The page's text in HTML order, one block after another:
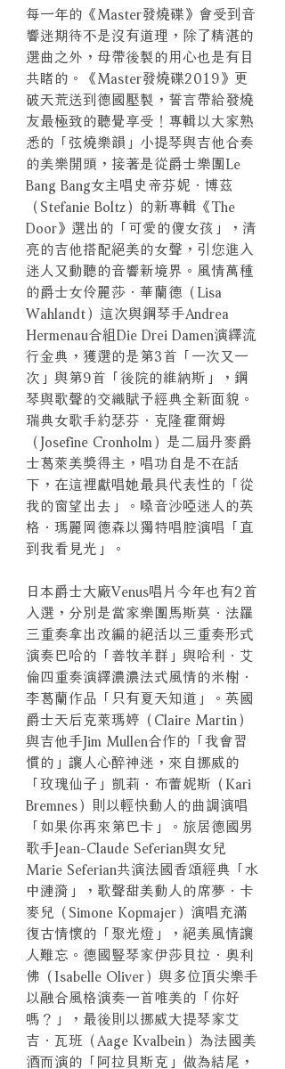
每一年的《Master發燒碟》會受到音
響迷期待不是沒有道理，除了精湛的
選曲之外，母帶後製的用心也是有目
共睹的。《Master發燒碟2019》更
破天荒送到德國壓製，誓言帶給發燒
友最極致的聽覺享受！專輯以大家熟
悉的「弦燒樂韻」小提琴與吉他合奏
的美樂開頭，接著是從爵士樂團Le
Bang Bang女主唱史帝芬妮．博茲
（Stefanie Boltz）的新專輯《The
Door》選出的「可愛的傻女孩」，清
亮的吉他搭配絕美的女聲，引您進入
迷人又動聽的音響新境界。風情萬種
的爵士女伶麗莎．華蘭德（Lisa
Wahlandt）這次與鋼琴手Andrea
Hermenau合組Die Drei Damen演繹流
行金典，獲選的是第3首「一次又一
次」與第9首「後院的維納斯」，鋼
琴與歌聲的交織賦予經典全新面貌。
瑞典女歌手約瑟芬．克隆霍爾姆
（Josefine Cronholm）是二屆丹麥爵
士葛萊美獎得主，唱功自是不在話
下，在這裡獻唱她最具代表性的「從
我的窗望出去」。嗓音沙啞迷人的英
格．瑪麗岡德森以獨特唱腔演唱「直
到我看見光」。
日本爵士大廠Venus唱片今年也有2首
入選，分別是當家樂團馬斯莫．法羅
三重奏拿出改編的絕活以三重奏形式
演奏巴哈的「善牧羊群」與哈利．艾
倫四重奏演繹濃濃法式風情的米榭．
李葛蘭作品「只有夏天知道」。英國
爵士天后克萊瑪婷（Claire Martin）
與吉他手Jim Mullen合作的「我會習
慣的」讓人心醉神迷，來自挪威的
「玫瑰仙子」凱莉．布蕾妮斯（Kari
Bremnes）則以輕快動人的曲調演唱
「如果你再來第巴卡」。旅居德國男
歌手Jean-Claude Seferian與女兒
Marie Seferian共演法國香頌經典「水
中漣漪」，歌聲甜美動人的席夢．卡
麥兒（Simone Kopmajer）演唱充滿
復古情懷的「聚光燈」，絕美風情讓
人難忘。德國豎琴家伊莎貝拉．奧利
佛（Isabelle Oliver）與多位頂尖樂手
以融合風格演奏一首唯美的「你好
嗎？」，最後則以挪威大提琴家艾
吉．瓦班（Aage Kvalbein）為法國美
酒而演的「阿拉貝斯克」做為結尾，